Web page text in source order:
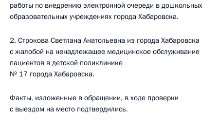
работы по внедрению электронной очереди в дошкольных
образовательных учреждениях города Хабаровска.
2. Строкова Светлана Анатольевна из города Хабаровска
с жалобой на ненадлежащее медицинское обслуживание
пациентов в детской поликлинике
№ 17 города Хабаровска.
Факты, изложенные в обращении, в ходе проверки
с выездом на место подтвердились.